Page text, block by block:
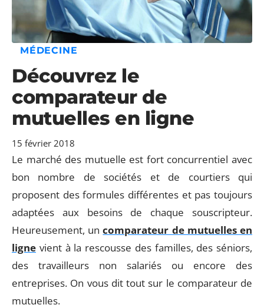
MÉDECINE
Découvrez le
comparateur de
mutuelles en ligne
15 février 2018
Le marché des mutuelle est fort concurrentiel avec
bon nombre de sociétés et de courtiers qui
proposent des formules différentes et pas toujours
adaptées aux besoins de chaque souscripteur.
Heureusement, uncomparateur de mutuelles en
ligne vient à la rescousse des familles, des séniors,
des travailleurs non salariés ou encore des
entreprises. On vous dit tout sur le comparateur de
mutuelles.